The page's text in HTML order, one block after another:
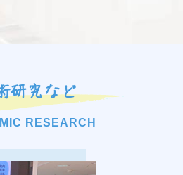
研究など
RESEARCH